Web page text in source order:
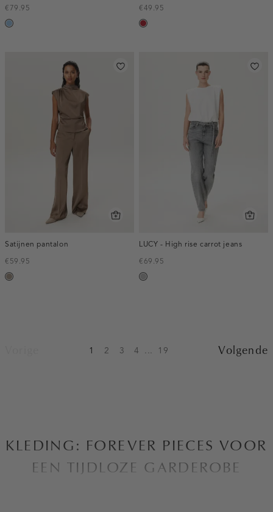
€79.95
blauw,
€49.95
donkerrood
Satijnen pantalon
€59.95
taupe,
LUCY - High rise carrot jeans
€69.95
grijs,
1 2 3 4 ... 19 Volgende
KLEDING: FOREVER PIECES VOOR
EEN TIJDLOZE GARDEROBE